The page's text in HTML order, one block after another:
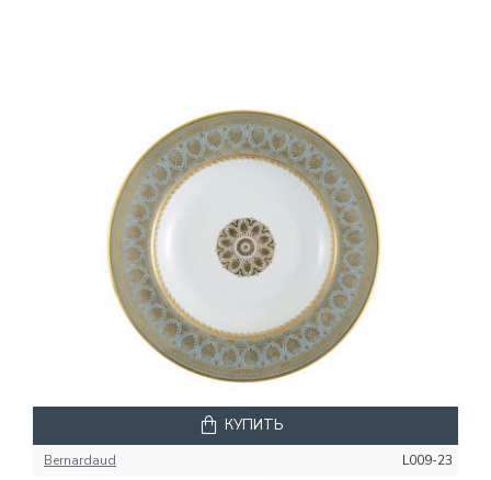
Bernardaud L009-23
КУПИТЬ